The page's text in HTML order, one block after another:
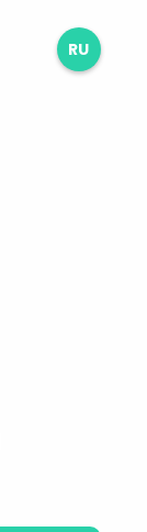
RU